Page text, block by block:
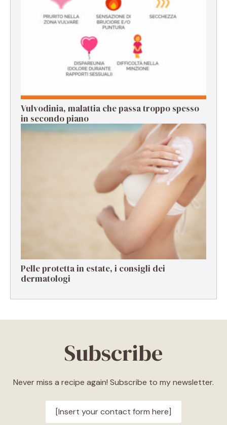
Vulvodinia, malattia che passa troppo spesso
in secondo piano
Pelle protetta in estate, i consigli dei
dermatologi
Subscribe
Never miss a recipe again! Subscribe to my newsletter.
[Insert your contact form here]